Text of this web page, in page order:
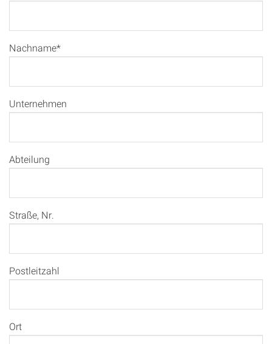
Nachname*
Unternehmen
Abteilung
Straße, Nr.
Postleitzahl
Ort